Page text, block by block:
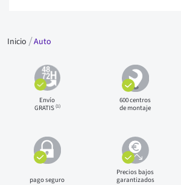
Inicio Auto
Envío
GRATIS(1)
600 centros
de montaje
pago seguro
Precios bajos
garantizados